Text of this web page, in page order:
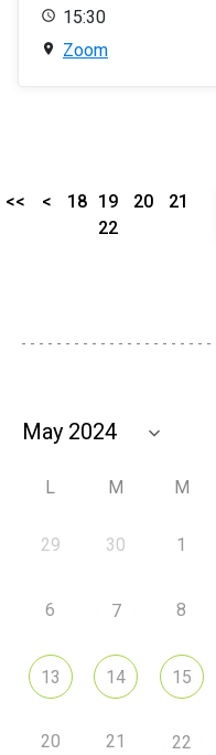
15:30
Zoom
<< < 18 19 20
21
22
L M M
29 30 1
6 7 8
13 14 15
20 21 22